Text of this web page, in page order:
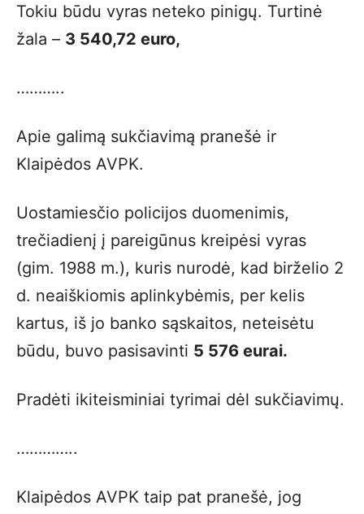
Tokiu būdu vyras neteko pinigų. Turtinė
žala – 3 540,72 euro,
………..
Apie galimą sukčiavimą pranešė ir
Klaipėdos AVPK.
Uostamiesčio policijos duomenimis,
trečiadienį į pareigūnus kreipėsi vyras
(gim. 1988 m.), kuris nurodė, kad birželio 2
d. neaiškiomis aplinkybėmis, per kelis
kartus, iš jo banko sąskaitos, neteisėtu
būdu, buvo pasisavinti 5 576 eurai.
Pradėti ikiteisminiai tyrimai dėl sukčiavimų.
…………..
Klaipėdos AVPK taip pat pranešė, jog